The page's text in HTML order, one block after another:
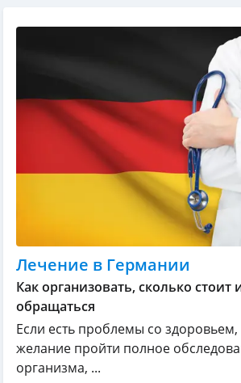
Лечение в Германии
Как организовать, сколько стоит
обращаться
Если есть проблемы со
желание пройти полное
организма, ...